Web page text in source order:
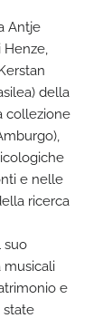
Antje
della
collezione
e nelle
ricerca
suo
musicali
e
state